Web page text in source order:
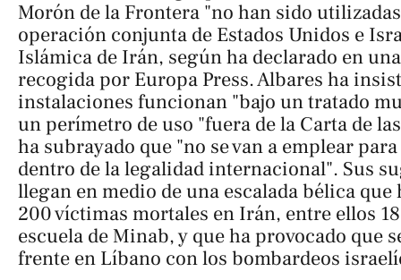
Morón de la Frontera "no han sido
operación conjunta de Estados Unidos e
Islámica de Irán, según ha declarado en
recogida por Europa Press. Albares ha
instalaciones funcionan "bajo un tratado
un perímetro de uso "fuera de la Carta de
ha subrayado que "no se van a emplear
dentro de la legalidad internacional". Sus
llegan en medio de una escalada bélica que
200 víctimas mortales en Irán, entre ellos
escuela de Minab, y que ha provocado que
frente en Líbano con los bombardeos